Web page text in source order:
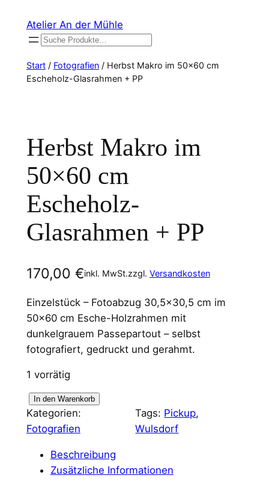
Inhalt
springen
Atelier An der Mühle
Suchen
Start/ Fotografien/ Herbst Makro im 50×60 cm
Escheholz-Glasrahmen + PP
Herbst Makro im
50×60 cm
Escheholz-
Glasrahmen + PP
170,00 €inkl. MwSt.zzgl. Versandkosten
Einzelstück – Fotoabzug 30,5×30,5 cm im
50×60 cm Esche-Holzrahmen mit
dunkelgrauem Passepartout – selbst
fotografiert, gedruckt und gerahmt.
1 vorrätig
e
r
In den Warenkorb
Kategorien:
Fotografien
Tags: Pickup
Wulsdorf
Beschreibung
Zusätzliche Informationen